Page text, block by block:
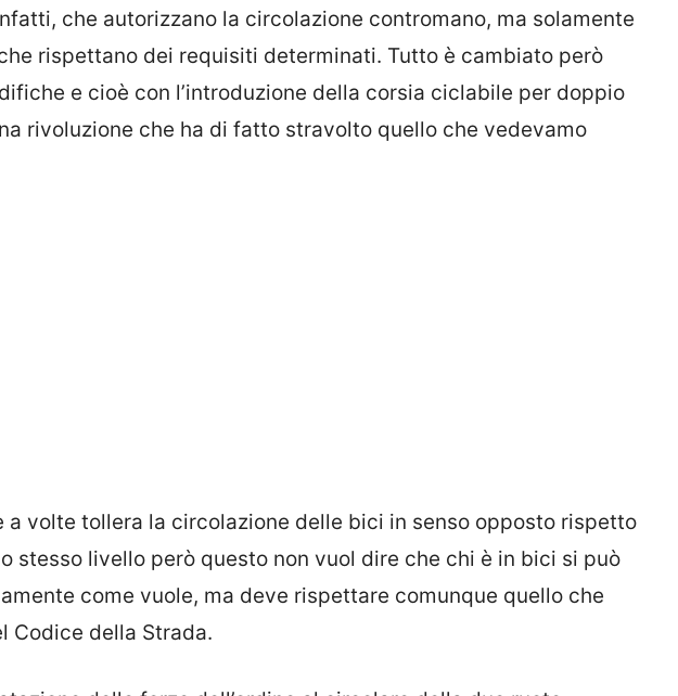
che autorizzano la circolazione contromano, ma solamente
rispettano dei requisiti determinati. Tutto è cambiato però
e cioè con l’introduzione della corsia ciclabile per doppio
rivoluzione che ha di fatto stravolto quello che vedevamo
a volte tollera la circolazione delle bici in senso opposto rispetto
stesso livello però questo non vuol dire che chi è in bici si può
come vuole, ma deve rispettare comunque quello che
Codice della Strada.